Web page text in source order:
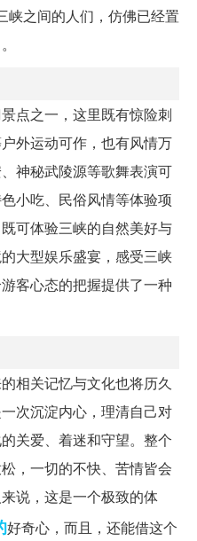
峡之间的人们，仿佛已经置
点之一，这里既有惊险刺
外运动可作，也有风情万
神秘武陵源等歌舞表演可
小吃、民俗风情等体验项
可体验三峡的自然美好与
大型娱乐盛宴，感受三峡
客心态的把握提供了一种
相关记忆与文化也将历久
次沉淀内心，理清自己对
关爱、着迷和守望。整个
，一切的不快、苦情皆会
说，这是一个极致的体
好奇心，而且，还能借这个